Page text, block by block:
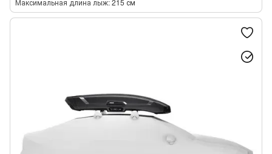
Максимальная длина лыж 215 см